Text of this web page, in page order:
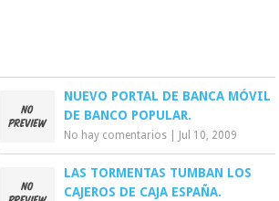
NUEVO PORTAL DE BANCA MÓVIL
DE BANCO POPULAR.
No hay comentarios Jul 10, 2009
LAS TORMENTAS TUMBAN LOS
CAJEROS DE CAJA ESPAÑA.